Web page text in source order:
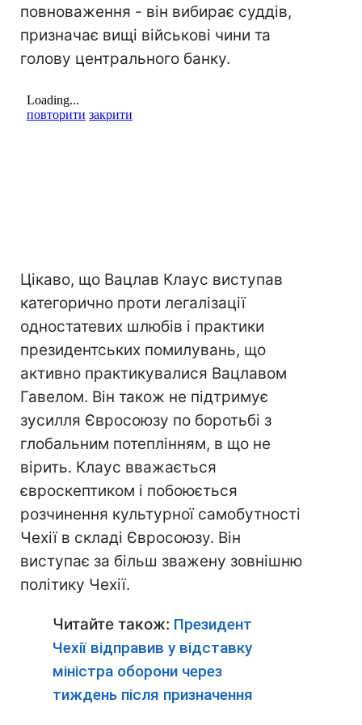
повноваження - він вибирає суддів,
призначає вищі військові чини та
голову центрального банку.
Цікаво, що Вацлав Клаус виступав
категорично проти легалізації
одностатевих шлюбів і практики
президентських помилувань, що
активно практикувалися Вацлавом
Гавелом. Він також не підтримує
зусилля Євросоюзу по боротьбі з
глобальним потеплінням, в що не
вірить. Клаус вважається
євроскептиком і побоюється
розчинення культурної самобутності
Чехії в складі Євросоюзу. Він
виступає за більш зважену зовнішню
політику Чехії.
Читайте також: Президент
Чехії відправив у відставку
міністра оборони через
тиждень після призначення